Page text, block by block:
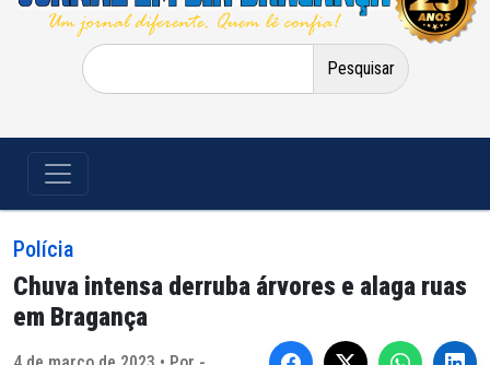
Pesquisar
por:
Polícia
Chuva intensa derruba árvores e alaga ruas
em Bragança